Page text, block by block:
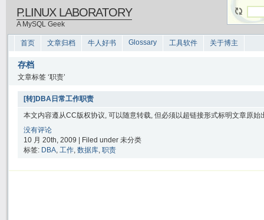
P.LINUX LABORATORY
A MySQL Geek
首页 文章归档 牛人好书 Glossary 工具软件 关于博主
存档
文章标签 ‘职责’
[转]DBA日常工作职责
本文内容遵从CC版权协议, 可以随意转载, 但必须以超链接形式标明文章原
没有评论
10 月 20th, 2009 | Filed under 未分类
标签: DBA, 工作, 数据库, 职责